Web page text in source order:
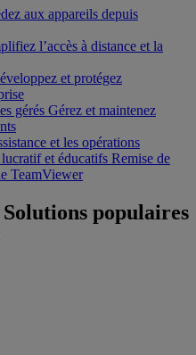
aux appareils depuis
l’accès à distance et la
et protégez
gérés Gérez et maintenez
et les opérations
et éducatifs Remise de
TeamViewer
Solutions populaires